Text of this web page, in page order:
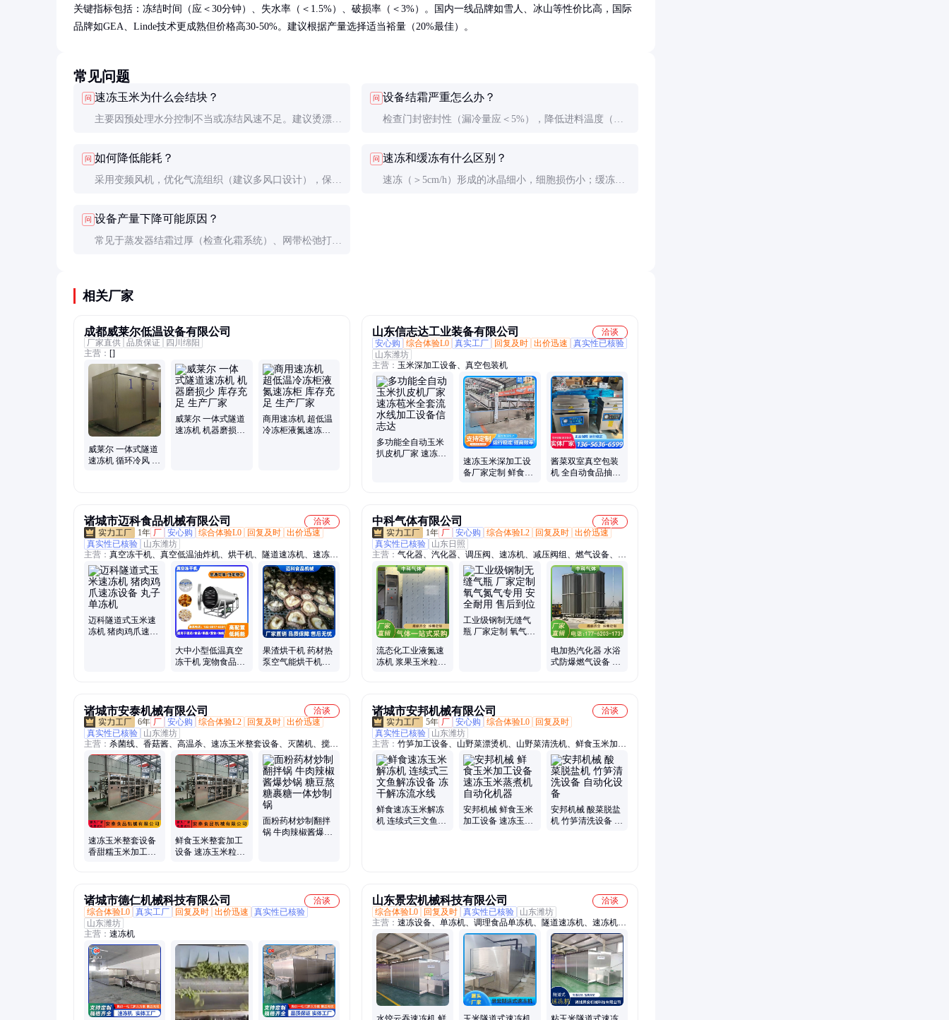
关键指标包括：冻结时间（应＜30分钟）、失水率（＜1.5%）、破损率（＜3%）。国内一线品牌如雪人、冰山等性价比高，国际
品牌如GEA、Linde技术更成熟但价格高30-50%。建议根据产量选择适当裕量（20%最佳）。
常见问题
问 速冻玉米为什么会结块？
主要因预处理水分控制不当或冻结风速不足。建议烫漂后
加食用油防粘。
问 设备结霜严重怎么办？
检查门封密封性（漏冷量应＜5%），降低进料温度（建
问 如何降低能耗？
采用变频风机，优化气流组织（建议多风口设计），保持
问 速冻和缓冻有什么区别？
速冻（＞5cm/h）形成的冰晶细小，细胞损伤小；缓冻
问 设备产量下降可能原因？
常见于蒸发器结霜过厚（检查化霜系统）、网带松弛打滑
相关厂家
成都威莱尔低温设备有限公司
厂家直供 品质保证
四川绵阳
主营： []
威莱尔 一体式隧道
速冻机 循环冷风 使
威莱尔 一体式隧道
速冻机 机器磨损少
商用速冻机 超低温
冷冻柜液氮速冻柜
山东信志达工业装备有限公司
洽谈
安心购
综合体验L0 真实工厂 回复及时 出价迅速
真实性已核验
山东潍坊
主营： 玉米深加工设备、真空包装机
多功能全自动玉米
扒皮机厂家 速冻苞
速冻玉米深加工设
备厂家定制 鲜食苞
酱菜双室真空包装
机 全自动食品抽真
诸城市迈科食品机械有限公司
洽谈
1年 厂 安心购 综合体验L0 回复及时 出价迅速
真实性已核验
山东潍坊
主营： 真空冻干机、真空低温油炸机、烘干机、隧道速冻机、速冻
机、钢板带式速冻机、连续式卤煮锅、杀菌锅、冷冻干燥机、海鲜单
冻机、五谷饼机、脱水脱油机、果蔬冻干机、单冻机、海鲜挂冰机、
蒸汽去皮机、清洗流水线、冻干机、油炸机器、油炸锅、漂烫机、油
炸设备
迈科隧道式玉米速
冻机 猪肉鸡爪速冻
大中小型低温真空
冻干机 宠物食品真
果渣烘干机 药材热
泵空气能烘干机器
中科气体有限公司
洽谈
1年 厂 安心购 综合体验L2 回复及时 出价迅速
真实性已核验
山东日照
主营： 气化器、汽化器、调压阀、速冻机、减压阀组、燃气设备、汽
化减压撬、低温气化设备、液氧气化装置、燃气减压装置、压力调节
阀组、天然气散冷设备、调压装置减压阀、液氮、液氧、液氩、二氧
化碳、液体二氧化碳、液氮储罐、液氧储罐、液氮气体、高纯液氮气
体、工业液氮气体、工业高纯液氧气体、液态氧气、瓶装液态氧气
流态化工业液氮速
冻机 浆果玉米粒果
工业级钢制无缝气
瓶 厂家定制 氧气氮
电加热汽化器 水浴
式防爆燃气设备 规
诸城市安泰机械有限公司
洽谈
6年 厂 安心购 综合体验L2 回复及时 出价迅速
真实性已核验
山东潍坊
主营： 杀菌线、香菇酱、高温杀、速冻玉米整套设备、灭菌机、搅拌
锅、夹层锅、夹核桃、杀菌机、风干机、辣椒酱、高压锅、橡子粉、
清洗机、搅拌炒、搅拌机、杀菌锅、食品杀、煮花生、杀菌釜、酱料
包、炒料机、牛肉酱
速冻玉米整套设备
香甜糯玉米加工流
鲜食玉米整套加工
设备 速冻玉米粒全
面粉药材炒制翻拌
锅 牛肉辣椒酱爆炒
诸城市安邦机械有限公司
洽谈
5年 厂 安心购 综合体验L0
回复及时
真实性已核验
山东潍坊
主营： 竹笋加工设备、山野菜漂烫机、山野菜清洗机、鲜食玉米加工
设备、玉米清洗机、净菜加工设备、酱腌菜加工设备、酸菜加工设
备、酱牛肉加工设备、真空包装机、巴氏杀菌机、清洗机、漂烫机、
灭菌锅、油炸机、蒸煮机、风干机、烘干机、泡菜加工设备、梅干菜
加工设备、杀青机
鲜食速冻玉米解冻
机 连续式三文鱼解
安邦机械 鲜食玉米
加工设备 速冻玉米
安邦机械 酸菜脱盐
机 竹笋清洗设备 自
诸城市德仁机械科技有限公司
洽谈
综合体验L0 真实工厂 回复及时 出价迅速
真实性已核验
山东潍坊
主营： 速冻机
山东景宏机械科技有限公司
洽谈
综合体验L0
回复及时 真实性已核验
山东潍坊
主营： 速冻设备、单冻机、调理食品单冻机、隧道速冻机、速冻机生
产厂家、蔬菜速冻机、水饺速冻机、海鲜速冻机、水产速冻机、螺旋
速冻机、流态化速冻机、液氮速冻机、速冻柜